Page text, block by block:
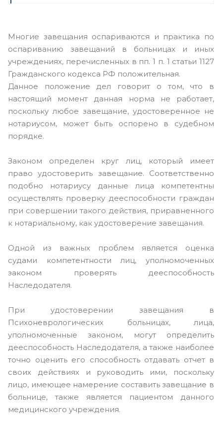
Многие завещания оспариваются и практика по
оспариванию завещаний в больницах и иных
учреждениях, перечисленных в пп. 1 п. 1 статьи 1127
Гражданского кодекса РФ положительная.
Данное положение дел говорит о том, что в
настоящий момент данная норма не работает,
поскольку любое завещание, удостоверенное не
нотариусом, может быть оспорено в судебном
порядке.
Законом определен круг лиц, который имеет
право удостоверить завещание. Соответственно
подобно нотариусу данные лица компетентны
осуществлять проверку дееспособности граждан
при совершении такого действия, приравненного
к нотариальному, как удостоверение завещания.
Одной из важных проблем является оценка
судами компетентности лиц, уполномоченных
законом проверять дееспособность
Наследодателя.
При удостоверении завещания в
Психоневрологических больницах, лица,
уполномоченные законом, могут определить
дееспособность Наследодателя, а также наиболее
точно оценить его способность отдавать отчет в
своих действиях и руководить ими, поскольку
лицо, имеющее намерение составить завещание в
больнице, также является пациентом данного
медицинского учреждения.